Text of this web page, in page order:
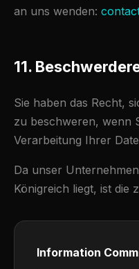
an uns wenden:
11.
Sie haben das Recht,
zu beschweren, wenn
Verarbeitung Ihrer
Da unser
Königreich liegt, ist die
Information